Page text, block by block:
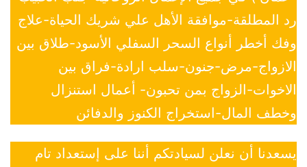
رد المطلقة-موافقة الأهل علي شريك الحياة-علاج
وفك أخطر أنواع السحر السفلي الأسود-طلاق بين
الازواج-مرض-جنون-سلب ارادة-فراق بين
الاخوات-الزواج بمن تحبون- أعمال استنزال
وخطف المال-استخراج الكنوز والدفائن
يسعدنا أن نعلن لسيادتكم أننا على إستعداد تام